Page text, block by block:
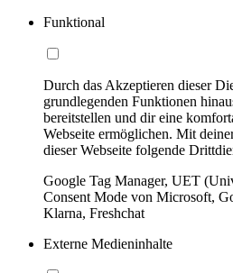
Funktional
Durch das Akzeptieren dieser
grundlegenden Funktionen
bereitstellen und dir eine
Webseite ermöglichen. Mit
dieser Webseite folgende
Google Tag Manager, UET
Consent Mode von Microsoft,
Klarna, Freshchat
Externe Medieninhalte